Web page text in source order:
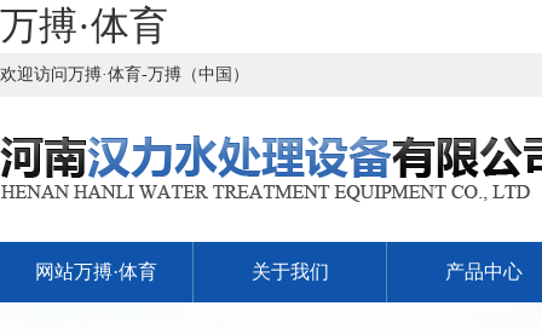
万搏·体育
欢迎访问万搏·体育-万搏（中国）
网站万搏·体育 关于我们 产品中心